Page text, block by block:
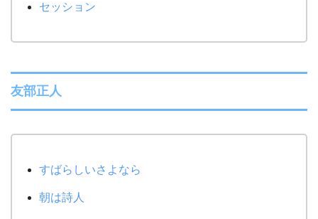
セッション
友部正人
すばらしいさよなら
朝は詩人